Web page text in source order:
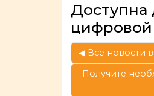
Доступна
цифровой
◀︎ Все новости
Получите